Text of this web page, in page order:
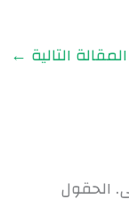
المقالة التالية ←
الحقول